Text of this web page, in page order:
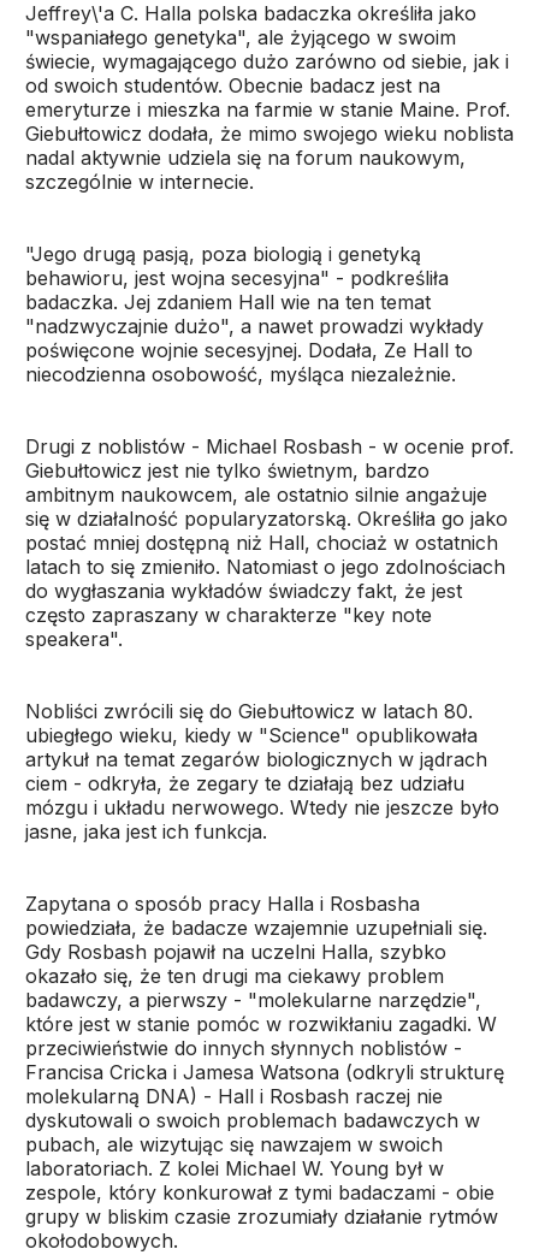
Jeffrey\'a C. Halla polska badaczka określiła jako
"wspaniałego genetyka", ale żyjącego w swoim
świecie, wymagającego dużo zarówno od siebie, jak i
od swoich studentów. Obecnie badacz jest na
emeryturze i mieszka na farmie w stanie Maine. Prof.
Giebułtowicz dodała, że mimo swojego wieku noblista
nadal aktywnie udziela się na forum naukowym,
szczególnie w internecie.
"Jego drugą pasją, poza biologią i genetyką
behawioru, jest wojna secesyjna" - podkreśliła
badaczka. Jej zdaniem Hall wie na ten temat
"nadzwyczajnie dużo", a nawet prowadzi wykłady
poświęcone wojnie secesyjnej. Dodała, Ze Hall to
niecodzienna osobowość, myśląca niezależnie.
Drugi z noblistów - Michael Rosbash - w ocenie prof.
Giebułtowicz jest nie tylko świetnym, bardzo
ambitnym naukowcem, ale ostatnio silnie angażuje
się w działalność popularyzatorską. Określiła go jako
postać mniej dostępną niż Hall, chociaż w ostatnich
latach to się zmieniło. Natomiast o jego zdolnościach
do wygłaszania wykładów świadczy fakt, że jest
często zapraszany w charakterze "key note
speakera".
Nobliści zwrócili się do Giebułtowicz w latach 80.
ubiegłego wieku, kiedy w "Science" opublikowała
artykuł na temat zegarów biologicznych w jądrach
ciem - odkryła, że zegary te działają bez udziału
mózgu i układu nerwowego. Wtedy nie jeszcze było
jasne, jaka jest ich funkcja.
Zapytana o sposób pracy Halla i Rosbasha
powiedziała, że badacze wzajemnie uzupełniali się.
Gdy Rosbash pojawił na uczelni Halla, szybko
okazało się, że ten drugi ma ciekawy problem
badawczy, a pierwszy - "molekularne narzędzie",
które jest w stanie pomóc w rozwikłaniu zagadki. W
przeciwieństwie do innych słynnych noblistów -
Francisa Cricka i Jamesa Watsona (odkryli strukturę
molekularną DNA) - Hall i Rosbash raczej nie
dyskutowali o swoich problemach badawczych w
pubach, ale wizytując się nawzajem w swoich
laboratoriach. Z kolei Michael W. Young był w
zespole, który konkurował z tymi badaczami - obie
grupy w bliskim czasie zrozumiały działanie rytmów
okołodobowych.